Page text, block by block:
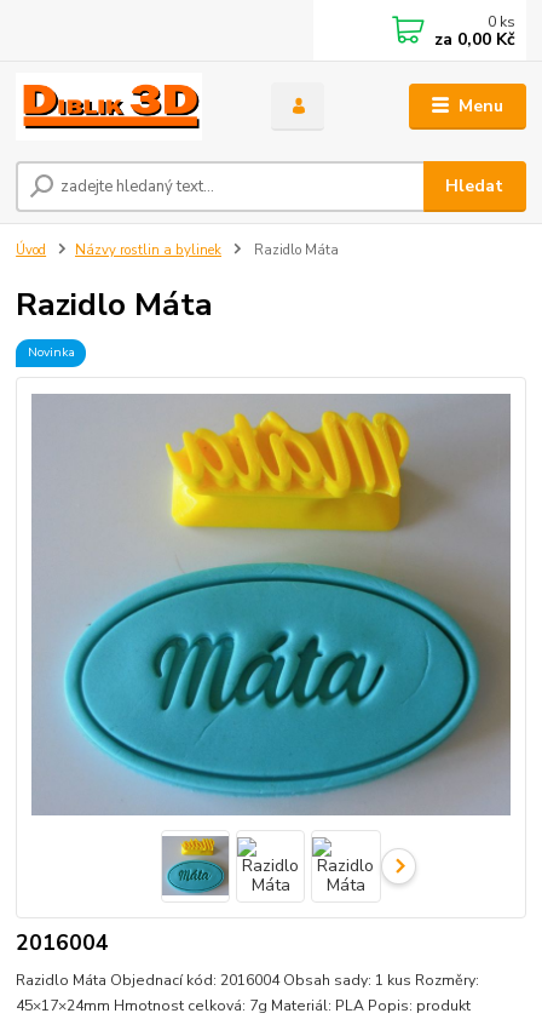
Menu
Hledat
0 ks
za 0,00 Kč
Úvod Názvy rostlin a bylinek Razidlo Máta
Razidlo Máta
Novinka
2016004
Razidlo Máta Objednací kód: 2016004 Obsah sady: 1 kus Rozměry:
45×17×24mm Hmotnost celková: 7g Materiál: PLA Popis: produkt